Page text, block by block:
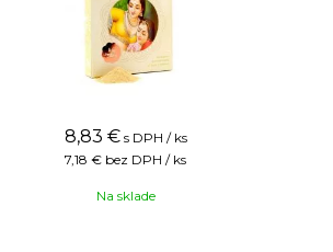
8,83 € s DPH / ks
7,18 € bez DPH / ks
Na sklade